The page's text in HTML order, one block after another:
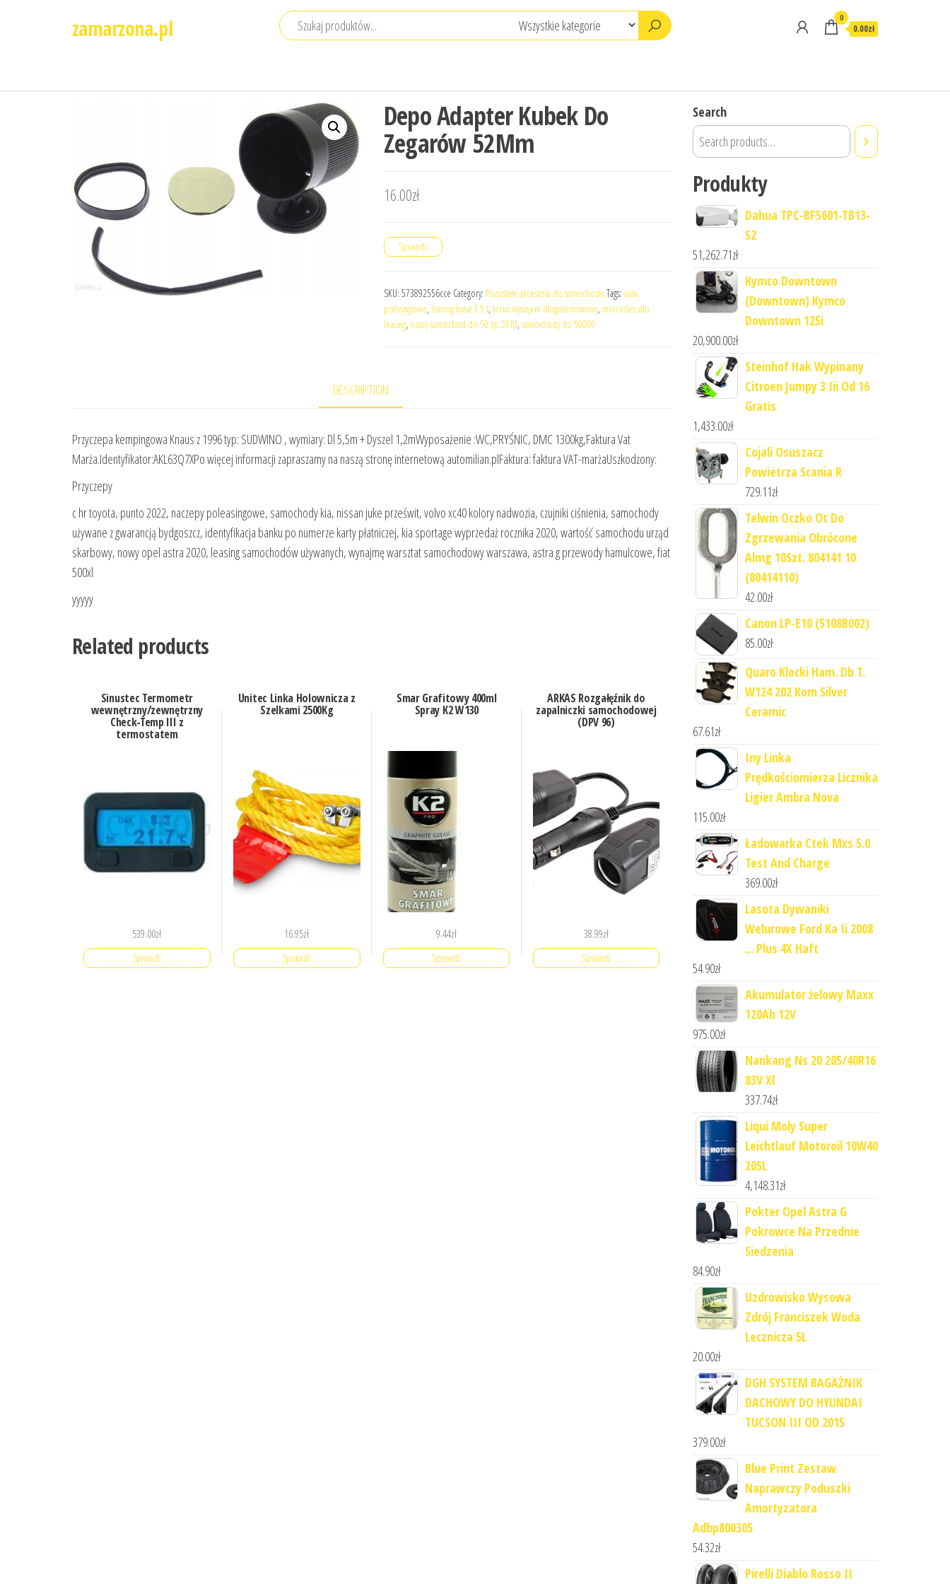
zamarzona.pl 0
0.00zł
Depo Adapter Kubek Do
Zegarów 52Mm
16.00zł
Sprawdź
SKU: 573892556cce Category: Pozostałe akcesoria do samochodu Tags: auta
polizyngowe, leasing busa 3.5 t, lexus wynajem dlugoterminowy, mercedes vito
leasing, nowy samochód do 50 tys 2018, samochody do 50000
DESCRIPTION
Przyczepa kempingowa Knaus z 1996 typ: SUDWINO , wymiary: Dl 5,5m + Dyszel 1,2mWyposażenie :WC,PRYŚNIC, DMC 1300kg,Faktura Vat
Marża.Identyfikator:AKL63Q7XPo więcej informacji zapraszamy na naszą stronę internetową automilian.plFaktura: faktura VAT-marżaUszkodzony:
Przyczepy
c hr toyota, punto 2022, naczepy poleasingowe, samochody kia, nissan juke prześwit, volvo xc40 kolory nadwozia, czujniki ciśnienia, samochody
używane z gwarancją bydgoszcz, identyfikacja banku po numerze karty płatniczej, kia sportage wyprzedaż rocznika 2020, wartość samochodu urząd
skarbowy, nowy opel astra 2020, leasing samochodów używanych, wynajmę warsztat samochodowy warszawa, astra g przewody hamulcowe, fiat
500xl
yyyyy
Related products
Sinustec Termometr
wewnętrzny/zewnętrzny
Check-Temp III z
termostatem
539.00zł
Sprawdź
Unitec Linka Holownicza z
Szelkami 2500Kg
16.95zł
Sprawdź
Smar Grafitowy 400ml
Spray K2 W130
9.44zł
Sprawdź
ARKAS Rozgałęźnik do
zapalniczki samochodowej
(DPV 96)
38.99zł
Sprawdź
Search
Produkty
Dahua TPC-BF5601-TB13-
S2
51,262.71zł
Kymco Downtown
(Downtown) Kymco
Downtown 125i
20,900.00zł
Steinhof Hak Wypinany
Citroen Jumpy 3 Iii Od 16
Gratis
1,433.00zł
Cojali Osuszacz
Powietrza Scania R
729.11zł
Telwin Oczko Ot Do
Zgrzewania Obrócone
Almg 10Szt. 804141 10
(80414110)
42.00zł
Canon LP-E10 (5108B002)
85.00zł
Quaro Klocki Ham. Db T.
W124 202 Kom Silver
Ceramic
67.61zł
Iny Linka
Prędkościomierza Licznika
Ligier Ambra Nova
115.00zł
Ładowarka Ctek Mxs 5.0
Test And Charge
369.00zł
Lasota Dywaniki
Welurowe Ford Ka Ii 2008
... Plus 4X Haft
54.90zł
Akumulator żelowy Maxx
120Ah 12V
975.00zł
Nankang Ns 20 205/40R16
83V Xl
337.74zł
Liqui Moly Super
Leichtlauf Motoroil 10W40
205L
4,148.31zł
Pokter Opel Astra G
Pokrowce Na Przednie
Siedzenia
84.90zł
Uzdrowisko Wysowa
Zdrój Franciszek Woda
Lecznicza 5L
20.00zł
DGH SYSTEM BAGAŻNIK
DACHOWY DO HYUNDAI
TUCSON III OD 2015
379.00zł
Blue Print Zestaw
Naprawczy Poduszki
Amortyzatora
Adbp800305
54.32zł
Pirelli Diablo Rosso II